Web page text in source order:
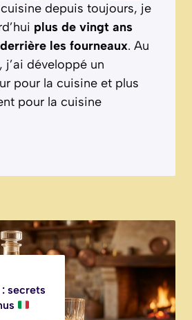
depuis toujours, je
plus de vingt ans
les fourneaux. Au
j’ai développé un
pour la cuisine et plus
pour la cuisine
secrets